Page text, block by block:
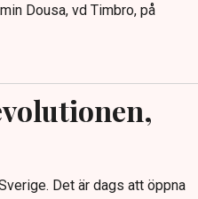
Dousa, vd Timbro, på
Det är dags att öppna